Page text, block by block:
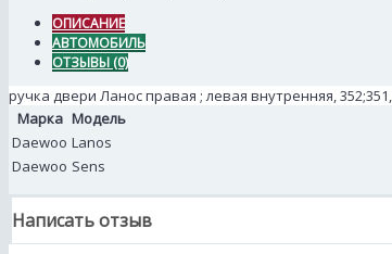
ОПИСАНИЕ
АВТОМОБИЛЬ
ОТЗЫВЫ (0)
ручка двери Ланос правая ; левая внутренняя,
Марка Модель
Daewoo Lanos
Daewoo Sens
Написать отзыв